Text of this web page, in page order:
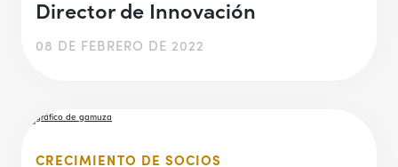
Director de Innovación
08 DE FEBRERO DE 2022
CRECIMIENTO DE SOCIOS